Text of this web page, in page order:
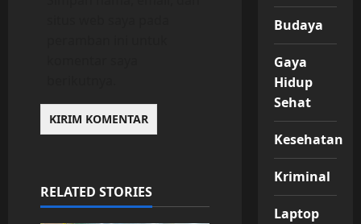
RELATED STORIES
Budaya
Gaya
Hidup
Sehat
Kesehatan
Kriminal
Laptop